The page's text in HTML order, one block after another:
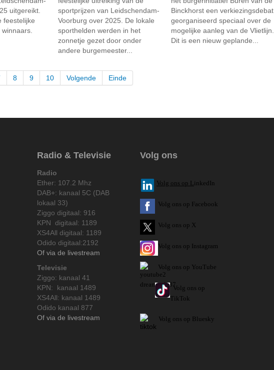
uitgereikt.
feestelijke
sportprijzen van Leidschendam-
Voorburg over 2025. De lokale
sporthelden werden in het
zonnetje gezet door onder
andere burgemeester...
Binckhorst een verkiezingsdebat
georganiseerd speciaal over de
mogelijke aanleg van de Vlietlijn.
Dit is een nieuw geplande...
8 9 10 Volgende Einde
Radio & Televisie
Radio
Ether: 107.2 Mhz
DAB+: kanaal 5C (DAB
lokaal 33)
Ziggo digitaal: 916
KPN digitaal: 1189
XS4All digitaal: 1189
Odido digitaal:2192
Of via de livestream
Televisie
Ziggo: kanaal 41
KPN: kanaal 1489
XS4All: kanaal 1489
Odido kanaal 877
Of via de livestream
Volg ons
Volg ons op L inkedIn
Volg ons op Facebook
Volg ons op X
Volg ons op Instagram
Volg ons op YouTube
Volg ons op
TikTok
Volg ons op Bluesky